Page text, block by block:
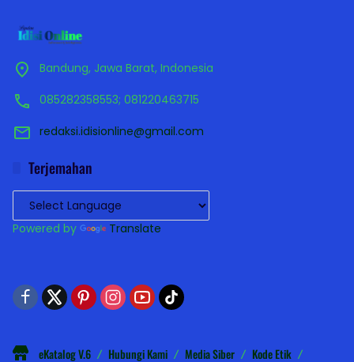
Bandung, Jawa Barat, Indonesia
085282358553; 081220463715
redaksi.idisionline@gmail.com
Terjemahan
Powered by Translate
eKatalog V.6 Hubungi Kami Media Siber Kode Etik